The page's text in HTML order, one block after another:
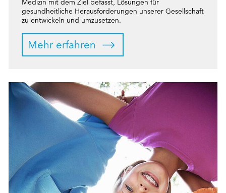
Medizin mit dem Ziel befasst, Lösungen für
gesundheitliche Herausforderungen unserer Gesellschaft
zu entwickeln und umzusetzen.
Mehr erfahren